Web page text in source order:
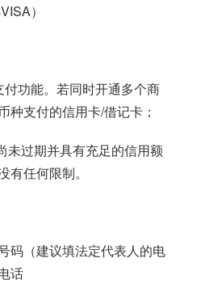
）
功能。若同时开通多个商
种支付的信用卡/借记卡；
未过期并具有充足的信用额
有任何限制。
码（建议填法定代表人的电
话